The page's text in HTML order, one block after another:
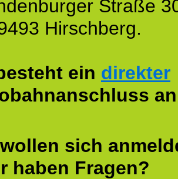
Straße
Hirschberg.
ein direkter
sich
haben Fragen?